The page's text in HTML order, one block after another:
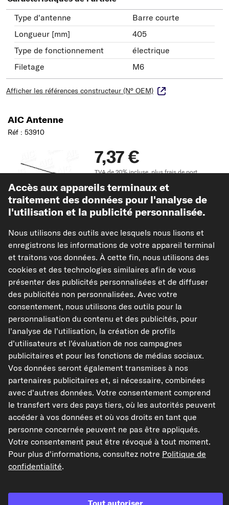
Type d'antenne
Barre courte
Longueur [mm]
405
Type de fonctionnement
électrique
Filetage
M6
Afficher les références constructeur (N° OEM)
AIC Antenne
Réf : 53910
7,37 €
TVA de 20% incluse,plus frais de port
Disponible immédiatement
Choisissez un véhicule
Ajouter au panier
Dans mes favoris
Caractéristiques de l'article
Type d'antenne
Barre courte
Longueur [mm]
405
Type de fonctionnement
électrique
Filetage
M6
Afficher les références constructeur (N° OEM)
Modèles de véhicules compatibles
3 ...
Accès aux appareils terminaux et
traitement des données pour l'analyse de
l'utilisation et la publicité personnalisée.
Nous utilisons des outils avec lesquels nous lisons et
enregistrons les informations de votre appareil terminal
et traitons vos données. À cette fin, nous utilisons des
cookies et des technologies similaires afin de vous
présenter des publicités personnalisées et de diffuser
des publicités non personnalisées. Avec votre
consentement, nous utilisons des outils pour la
personnalisation du contenu et des publicités, pour
l'analyse de l'utilisation, la création de profils
d'utilisateurs et l'évaluation de nos campagnes
publicitaires et pour les fonctions de médias sociaux.
Vos données seront également transmises à nos
partenaires publicitaires et, si nécessaire, combinées
avec d'autres données. Votre consentement comprend
le transfert vers des pays tiers, où les autorités peuvent
accéder à vos données et où vos droits en tant que
personne concernée peuvent ne pas être appliqués.
Votre consentement peut être révoqué à tout moment.
Pour plus d'informations, consultez notre Politique de
confidentialité.
Tout autoriser